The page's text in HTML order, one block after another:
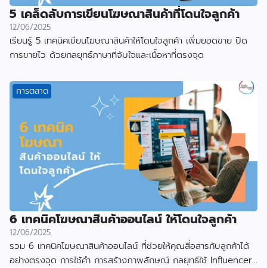
5 เคล็ดลับการเขียนโฆษณาสินค้าที่โดนใจลูกค้า
12/06/2025
เรียนรู้ 5 เทคนิคเขียนโฆษณาสินค้าให้โดนใจลูกค้า เพิ่มยอดขาย ปิด
การขายไว ด้วยกลยุทธ์ภาษาที่จับใจและเนื้อหาที่ตรงจุด
การตลาด
6 เทคนิคโฆษณาสินค้าออนไลน์ ให้โดนใจลูกค้า
12/06/2025
รวม 6 เทคนิคโฆษณาสินค้าออนไลน์ ที่ช่วยให้คุณสื่อสารกับลูกค้าได้
อย่างตรงจุด การใช้คำ การสร้างภาพลักษณ์ กลยุทธ์ใช้ Influencer